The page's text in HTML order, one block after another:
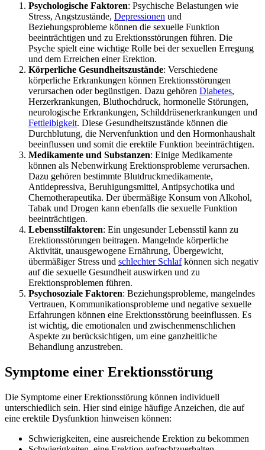
Psychologische Faktoren: Psychische Belastungen wie
Stress, Angstzustände, Depressionen und
Beziehungsprobleme können die sexuelle Funktion
beeinträchtigen und zu Erektionsstörungen führen. Die
Psyche spielt eine wichtige Rolle bei der sexuellen Erregung
und dem Erreichen einer Erektion.
Körperliche Gesundheitszustände: Verschiedene
körperliche Erkrankungen können Erektionsstörungen
verursachen oder begünstigen. Dazu gehören Diabetes,
Herzerkrankungen, Bluthochdruck, hormonelle Störungen,
neurologische Erkrankungen, Schilddrüsenerkrankungen und
Fettleibigkeit. Diese Gesundheitszustände können die
Durchblutung, die Nervenfunktion und den Hormonhaushalt
beeinflussen und somit die erektile Funktion beeinträchtigen.
Medikamente und Substanzen: Einige Medikamente
können als Nebenwirkung Erektionsprobleme verursachen.
Dazu gehören bestimmte Blutdruckmedikamente,
Antidepressiva, Beruhigungsmittel, Antipsychotika und
Chemotherapeutika. Der übermäßige Konsum von Alkohol,
Tabak und Drogen kann ebenfalls die sexuelle Funktion
beeinträchtigen.
Lebensstilfaktoren: Ein ungesunder Lebensstil kann zu
Erektionsstörungen beitragen. Mangelnde körperliche
Aktivität, unausgewogene Ernährung, Übergewicht,
übermäßiger Stress und schlechter Schlafkönnen sich negativ
auf die sexuelle Gesundheit auswirken und zu
Erektionsproblemen führen.
Psychosoziale Faktoren: Beziehungsprobleme, mangelndes
Vertrauen, Kommunikationsprobleme und negative sexuelle
Erfahrungen können eine Erektionsstörung beeinflussen. Es
ist wichtig, die emotionalen und zwischenmenschlichen
Aspekte zu berücksichtigen, um eine ganzheitliche
Behandlung anzustreben.
Symptome einer Erektionsstörung
Die Symptome einer Erektionsstörung können individuell
unterschiedlich sein. Hier sind einige häufige Anzeichen, die auf
eine erektile Dysfunktion hinweisen können:
Schwierigkeiten, eine ausreichende Erektion zu bekommen